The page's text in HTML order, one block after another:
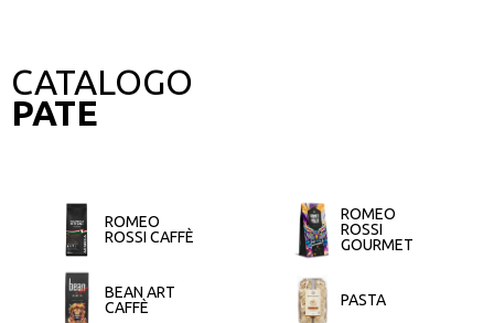
CATALOGO
PATE
ROMEO
ROSSI CAFFÈ
ROMEO
ROSSI
GOURMET
BEAN ART
CAFFÈ
PASTA